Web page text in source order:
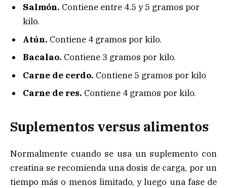
Salmón. Contiene entre 4.5 y 5 gramos por
kilo.
Atún. Contiene 4 gramos por kilo.
Bacalao. Contiene 3 gramos por kilo.
Carne de cerdo. Contiene 5 gramos por kilo
Carne de res. Contiene 4 gramos por kilo.
Suplementos versus alimentos
Normalmente cuando se usa un suplemento con
creatina se recomienda una dosis de carga, por un
tiempo más o menos limitado, y luego una fase de